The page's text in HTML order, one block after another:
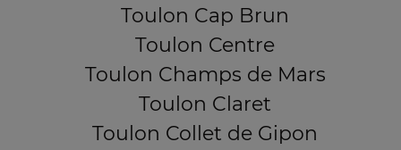
Toulon Cap Brun
Toulon Centre
Toulon Champs de Mars
Toulon Claret
Toulon Collet de Gipon